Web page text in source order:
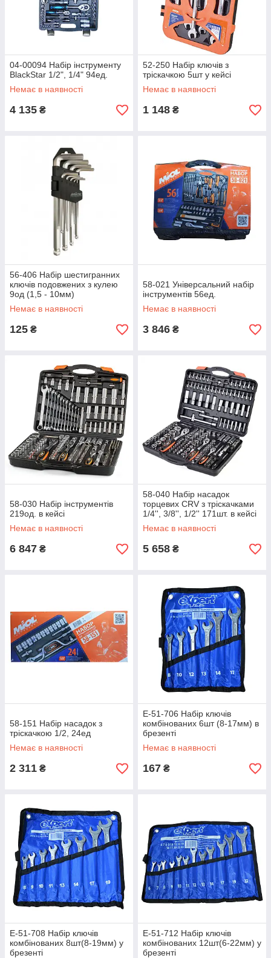
04-00094 Набір інструменту
BlackStar 1/2", 1/4" 94ед.
Немає в наявності
4 135 ₴
52-250 Набір ключів з
тріскачкою 5шт у кейсі
Немає в наявності
1 148 ₴
56-406 Набір шестигранних
ключів подовжених з кулею
9од (1,5 - 10мм)
Немає в наявності
125 ₴
58-021 Універсальний набір
інструментів 56ед.
Немає в наявності
3 846 ₴
58-030 Набір інструментів
219од. в кейсі
Немає в наявності
6 847 ₴
58-040 Набір насадок
торцевих CRV з тріскачками
1/4'', 3/8'', 1/2'' 171шт. в кейсі
Немає в наявності
5 658 ₴
58-151 Набір насадок з
тріскачкою 1/2, 24ед
Немає в наявності
2 311 ₴
E-51-706 Набір ключів
комбінованих 6шт (8-17мм) в
брезенті
Немає в наявності
167 ₴
E-51-708 Набір ключів
комбінованих 8шт(8-19мм) у
брезенті
E-51-712 Набір ключів
комбінованих 12шт(6-22мм) у
брезенті